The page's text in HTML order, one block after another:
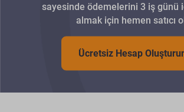
sayesinde ödemelerini 3 iş günü
almak için hemen satıcı
Ücretsiz Hesap